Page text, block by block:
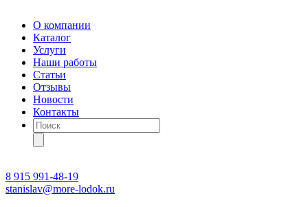
О компании
Каталог
Услуги
Наши работы
Статьи
Отзывы
Новости
Контакты
Поиск
товаров
8 915 991-48-19
stanislav@more-lodok.ru